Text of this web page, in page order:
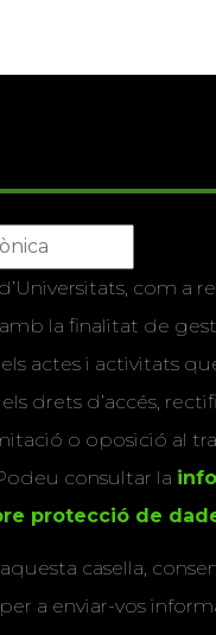
com a
la finalitat de
actes i activitats
drets d’accés,
o oposició al
consultar la
protecció de
casella,
a enviar-vos